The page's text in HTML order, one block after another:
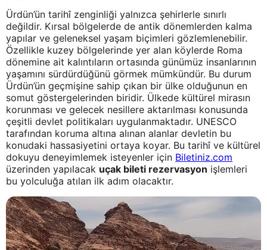
Ürdün’ün tarihî zenginliği yalnızca şehirlerle sınırlı
değildir. Kırsal bölgelerde de antik dönemlerden kalma
yapılar ve geleneksel yaşam biçimleri gözlemlenebilir.
Özellikle kuzey bölgelerinde yer alan köylerde Roma
dönemine ait kalıntıların ortasında günümüz insanlarının
yaşamını sürdürdüğünü görmek mümkündür. Bu durum
Ürdün’ün geçmişine sahip çıkan bir ülke olduğunun en
somut göstergelerinden biridir. Ülkede kültürel mirasın
korunması ve gelecek nesillere aktarılması konusunda
çeşitli devlet politikaları uygulanmaktadır. UNESCO
tarafından koruma altına alınan alanlar devletin bu
konudaki hassasiyetini ortaya koyar. Bu tarihî ve kültürel
dokuyu deneyimlemek isteyenler için Biletiniz.com
üzerinden yapılacak uçak bileti rezervasyon işlemleri
bu yolculuğa atılan ilk adım olacaktır.